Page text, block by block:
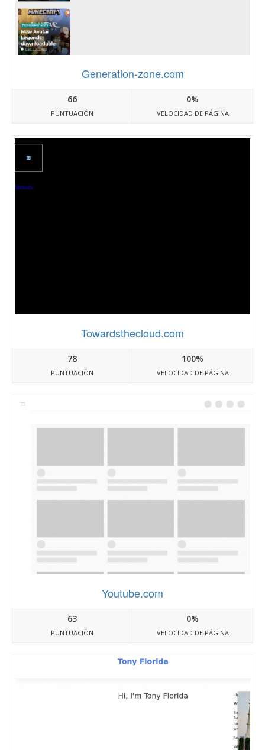
Generation-zone.com
66
PUNTUACIÓN
0%
VELOCIDAD DE PÁGINA
Towardsthecloud.com
78
PUNTUACIÓN
100%
VELOCIDAD DE PÁGINA
Youtube.com
63
PUNTUACIÓN
0%
VELOCIDAD DE PÁGINA